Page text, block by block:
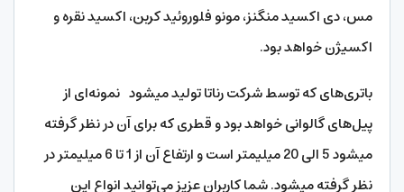
مس، دی اکسید منگنز، مونو فلوروئید کربن، اکسید نقره و
اکسیژن خواهد بود.
باتری‌های که توسط شرکت رناتا تولید می‎شود نمونه‌ای از
پیل‌های گالوانی خواهد بود و قطری که برای آن در نظر گرفته
می‎شود 5 الی 20 میلی‎متر است و ارتفاع آن از 1 تا 6 میلی‎متر در
نظر گرفته می‎شود. شما کاربران عزیز می‌توانید انواع این